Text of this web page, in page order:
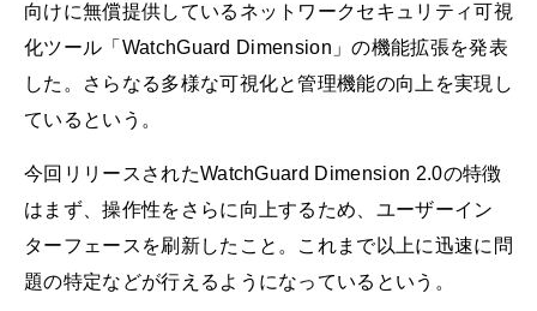
向けに無償提供しているネットワークセキュリティ可視
化ツール「WatchGuard Dimension」の機能拡張を発表
した。さらなる多様な可視化と管理機能の向上を実現し
ているという。
今回リリースされたWatchGuard Dimension 2.0の特徴
はまず、操作性をさらに向上するため、ユーザーイン
ターフェースを刷新したこと。これまで以上に迅速に問
題の特定などが行えるようになっているという。